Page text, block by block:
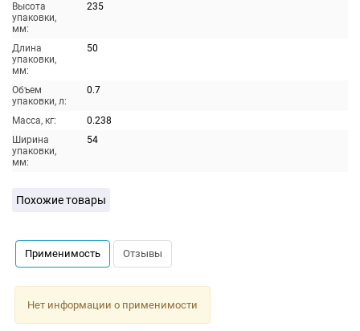
Высота
упаковки,
мм:
235
Длина
упаковки,
мм:
50
Объем
упаковки, л:
0.7
Масса, кг:
0.238
Ширина
упаковки,
мм:
54
Похожие товары
Применимость Отзывы
Нет информации о применимости